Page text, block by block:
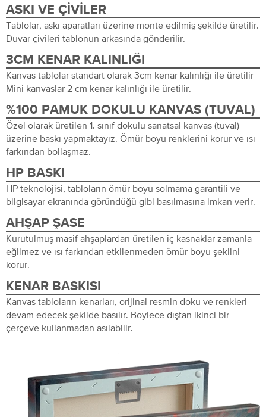
ASKI VE ÇIVILER
Tablolar, askı aparatları üzerine monte edilmiş şekilde üretilir.
Duvar çivileri tablonun arkasında gönderilir.
3CM KENAR KALINLIĞI
Kanvas tablolar standart olarak 3cm kenar kalınlığı ile üretilir
Mini kanvaslar 2 cm kenar kalınlığı ile üretilir.
%100 PAMUK DOKULU KANVAS (TUVAL)
Özel olarak üretilen 1. sınıf dokulu sanatsal kanvas (tuval)
üzerine baskı yapmaktayız. Ömür boyu renklerini korur ve ısı
farkından bollaşmaz.
HP BASKI
HP teknolojisi, tabloların ömür boyu solmama garantili ve
bilgisayar ekranında göründüğü gibi basılmasına imkan verir.
AHŞAP ŞASE
Kurutulmuş masif ahşaplardan üretilen iç kasnaklar zamanla
eğilmez ve ısı farkından etkilenmeden ömür boyu şeklini
korur.
KENAR BASKISI
Kanvas tabloların kenarları, orijinal resmin doku ve renkleri
devam edecek şekilde basılır. Böylece dıştan ikinci bir
çerçeve kullanmadan asılabilir.